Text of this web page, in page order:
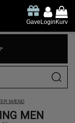
GaveLoginKurv
MÆND
MEN